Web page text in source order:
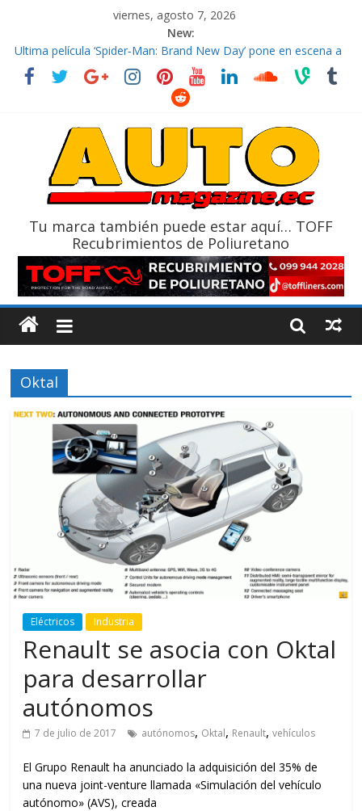
viernes, agosto 7, 2026
New:
El costo de tener un vehículo gana protagonismo a la hora de
decidir
Ultima película ‘Spider‑Man: Brand New Day’ pone en escena a
La Vuelta al Ecuador 2026, edición 47ª, recorre 7 provincias en 8
La FEDAK recibe 12 Sinotruk Bolden para cubrir las rutas de La
Tu marca también puede estar aquí… TOFF
Recubrimientos de Poliuretano
Oktal
Eléctricos Industria
Renault se asocia con Oktal
para desarrollar
autónomos
7 de julio de 2017 autónomos, Oktal, Renault,vehículos
El Grupo Renault ha anunciado la adquisición del 35% de
una nueva joint-venture llamada «Simulación del vehículo
autónomo» (AVS), creada